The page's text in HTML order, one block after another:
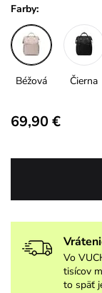
Farby:
Béžová Čierna
69,90 €
Vo
tisícov
to späť